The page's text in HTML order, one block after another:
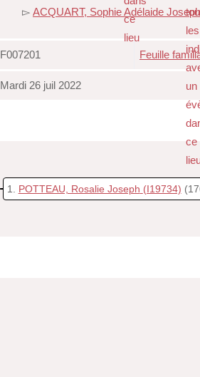
▻ ACQUART, Sophie Adélaide
F007201 Feuille
Mardi 26 juil 2022
1 POTTEAU, Rosalie Joseph (I19734)